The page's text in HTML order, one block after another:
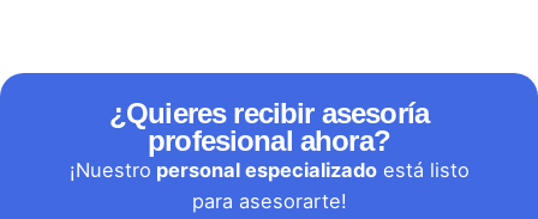
¿Quieres recibir asesoría
profesional ahora?
¡Nuestro personal especializadoestá listo
para asesorarte!